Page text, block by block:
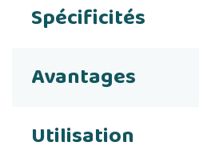
Spécificités
Avantages
Utilisation